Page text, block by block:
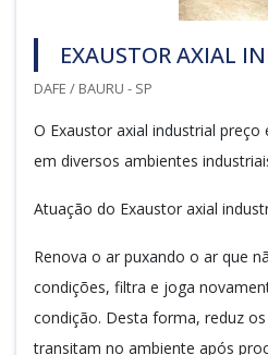
EXAUSTOR AXIAL
DAFE / BAURU - SP
O Exaustor axial industrial
em diversos ambientes
Atuação do Exaustor axial
Renova o ar puxando o ar que
condições, filtra e joga
condição. Desta forma, reduz
transitam no ambiente após